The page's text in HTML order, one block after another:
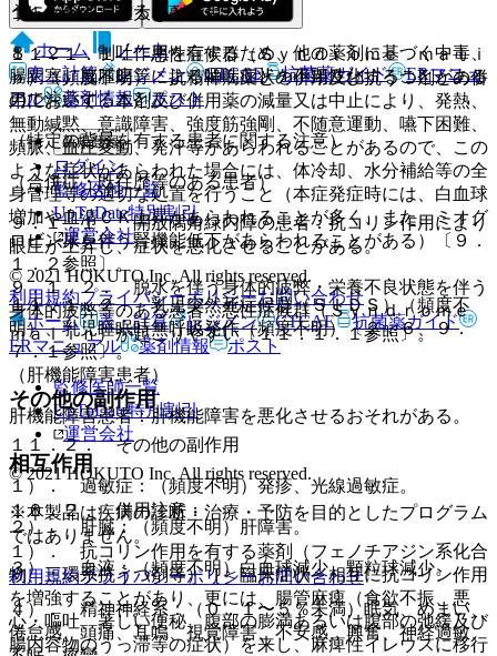
うに十分注意すること。
８．２． 制吐作用を有するため、他の薬剤に基づく中毒、
腸閉塞、脳腫瘍等による嘔吐症状を不顕性化することがある
ので注意すること。
（特定の背景を有する患者に関する注意）
（合併症・既往歴等のある患者）
９．１．１． 開放隅角緑内障の患者：抗コリン作用により
眼圧が上昇し、症状を悪化させることがある。
９．１．２． 脱水を伴う身体的疲弊・栄養不良状態を伴う
身体的疲弊等のある患者：悪性症候群（Ｓｙｎｄｒｏｍｅ
ｍａｌｉｎ）が起こりやすい〔１１．１．１参照〕。
（肝機能障害患者）
肝機能障害患者：肝機能障害を悪化させるおそれがある。
相互作用
１０．２． 併用注意：
１）． 抗コリン作用を有する薬剤（フェノチアジン系化合
物、三環系抗うつ剤等）［＜臨床症状＞相互に抗コリン作用
を増強することがあり、更には、腸管麻痺（食欲不振、悪
心・嘔吐、著しい便秘、腹部の膨満あるいは腹部の弛緩及び
腸内容物のうっ滞等の症状）を来し、麻痺性イレウスに移行
１１．１． 重大な副作用
１１．１．１． 悪性症候群（Ｓｙｎｄｒｏｍｅ ｍａｌｉ
ｎ）（頻度不明）：抗精神病薬との併用及び抗うつ剤との併
用において、本剤及び併用薬の減量又は中止により、発熱、
無動緘黙、意識障害、強度筋強剛、不随意運動、嚥下困難、
頻脈、血圧変動、発汗等があらわれることがあるので、この
ような症状があらわれた場合には、体冷却、水分補給等の全
身管理等の適切な処置を行うこと（本症発症時には、白血球
増加や血清ＣＫ上昇があらわれることが多く、また、ミオグ
ロビン尿を伴う腎機能低下があらわれることがある）〔９．
１．２参照〕。
１１．１．２． 乳児突然死症候群（ＳＩＤＳ）（頻度不
明）、乳児睡眠時無呼吸発作（頻度不明）〔２．６、９．
７．１参照〕。
その他の副作用
１１．２． その他の副作用
１）． 過敏症：（頻度不明）発疹、光線過敏症。
２）． 肝臓：（頻度不明）肝障害。
３）． 血液：（頻度不明）白血球減少、顆粒球減少。
４）． 精神神経系：（０．１〜５％未満）眠気、めまい、
倦怠感、頭痛、耳鳴、視覚障害、不安感、興奮、神経過敏、
ホーム
ノート
表・計算
レジメン CTCAE 抗菌薬ガイド
ERマニュ
アル
薬剤情報 ポスト
新規登録
ログイン
監修医師一覧
UpToDate特別割引
運営会社
© 2021 HOKUTO Inc. All rights reserved.
利用規約プライバシーポリシーお問い合わせ
ホーム
表・計算 レジメン CTCAE
抗菌薬ガイド
ERマニュアル
薬剤情報 ポスト
監修医師一覧
UpToDate特別割引
運営会社
© 2021 HOKUTO Inc. All rights reserved.
※本製品は疾病の診断・治療・予防を目的としたプログラム
ではありません。
利用規約プライバシーポリシーお問い合わせ